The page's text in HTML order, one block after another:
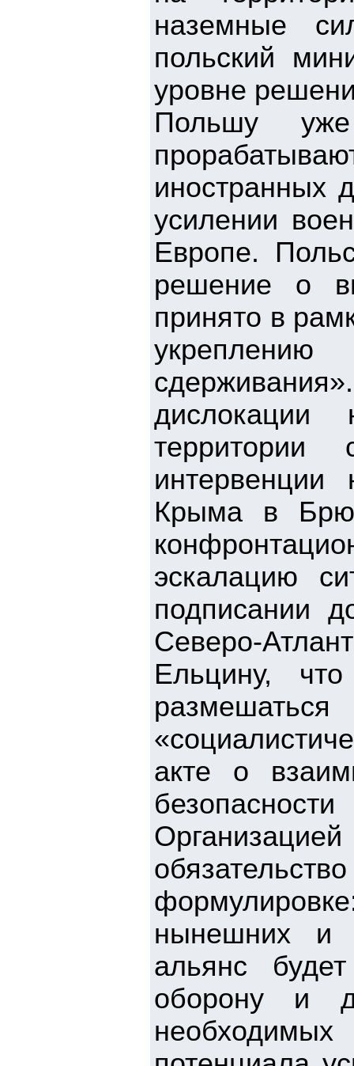
наземные
польский
уровне
Польшу
иностранных
усилении
Европе.
решение о
принято в
территории
Крыма в
эскалацию
подписании
Северо-
Ельцину,
акте о
нынешних и
альянс
оборону и